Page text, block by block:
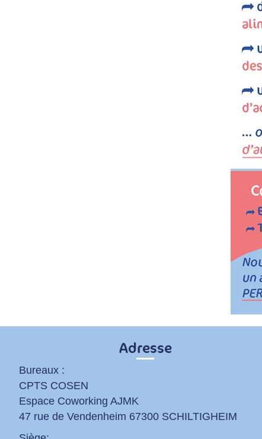
Adresse
Bureaux :
CPTS COSEN
Espace Coworking AJMK
47 rue de Vendenheim 67300 SCHILTIGHEIM